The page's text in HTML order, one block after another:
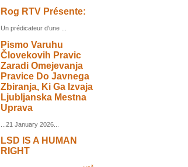
Rog RTV Présente:
Un prédicateur d'une ...
Pismo Varuhu
Človekovih Pravic
Zaradi Omejevanja
Pravice Do Javnega
Zbiranja, Ki Ga Izvaja
Ljubljanska Mestna
Uprava
...21 January 2026...
LSD IS A HUMAN
RIGHT